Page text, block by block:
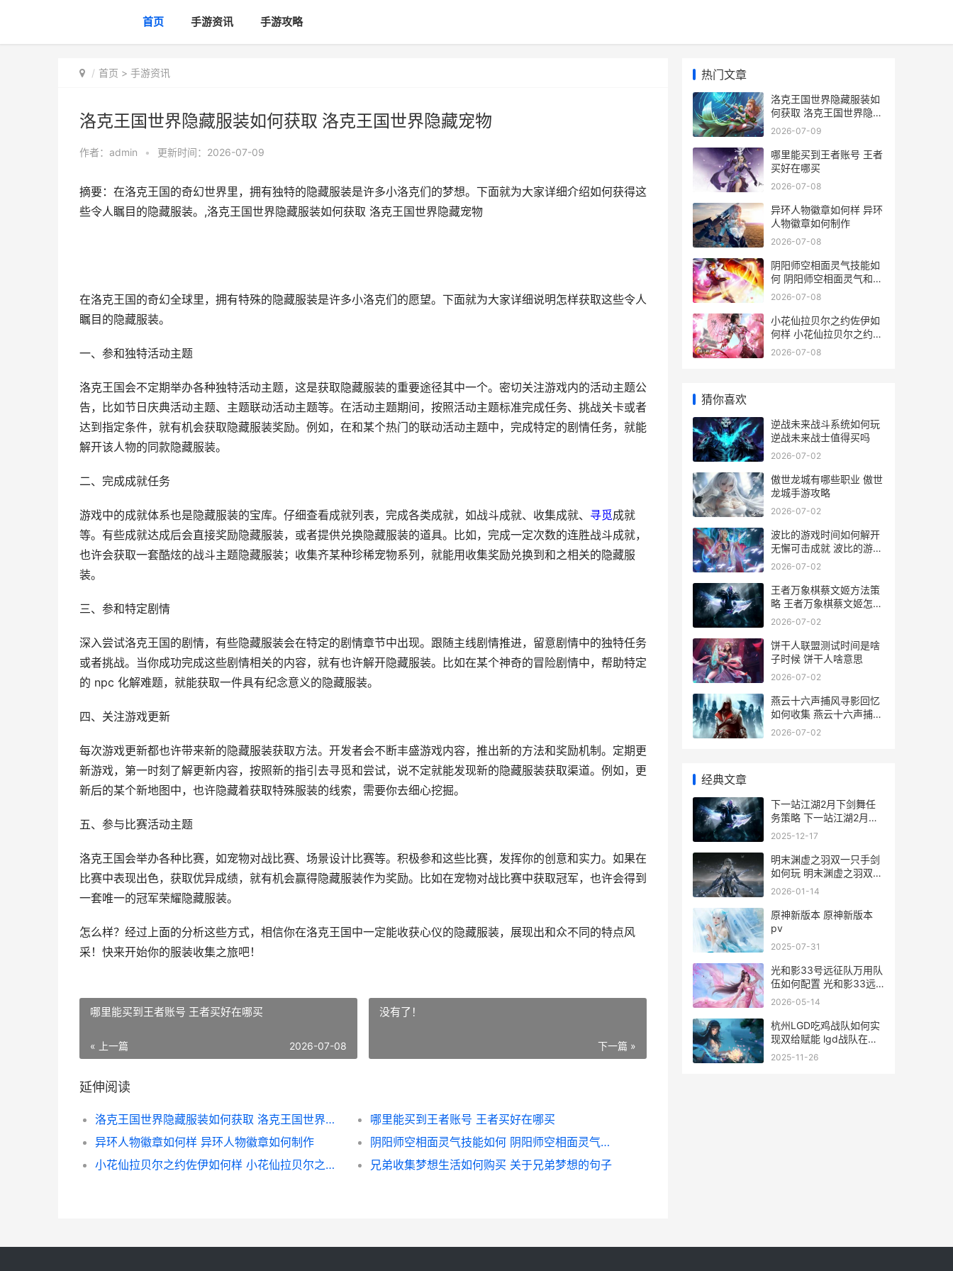
首页 手游资讯 手游攻略
首页 > 手游资讯
洛克王国世界隐藏服装如何获取 洛克王国世界隐藏宠物
作者： admin • 更新时间：2026-07-09
摘要：在洛克王国的奇幻世界里，拥有独特的隐藏服装是许多小洛克们的梦想。下面就为大家详细介绍如何获得这
些令人瞩目的隐藏服装。,洛克王国世界隐藏服装如何获取 洛克王国世界隐藏宠物
在洛克王国的奇幻全球里，拥有特殊的隐藏服装是许多小洛克们的愿望。下面就为大家详细说明怎样获取这些令人
瞩目的隐藏服装。
一、参和独特活动主题
洛克王国会不定期举办各种独特活动主题，这是获取隐藏服装的重要途径其中一个。密切关注游戏内的活动主题公
告，比如节日庆典活动主题、主题联动活动主题等。在活动主题期间，按照活动主题标准完成任务、挑战关卡或者
达到指定条件，就有机会获取隐藏服装奖励。例如，在和某个热门的联动活动主题中，完成特定的剧情任务，就能
解开该人物的同款隐藏服装。
二、完成成就任务
游戏中的成就体系也是隐藏服装的宝库。仔细查看成就列表，完成各类成就，如战斗成就、收集成就、 寻觅成就
等。有些成就达成后会直接奖励隐藏服装，或者提供兑换隐藏服装的道具。比如，完成一定次数的连胜战斗成就，
也许会获取一套酷炫的战斗主题隐藏服装；收集齐某种珍稀宠物系列，就能用收集奖励兑换到和之相关的隐藏服
装。
三、参和特定剧情
深入尝试洛克王国的剧情，有些隐藏服装会在特定的剧情章节中出现。跟随主线剧情推进，留意剧情中的独特任务
或者挑战。当你成功完成这些剧情相关的内容，就有也许解开隐藏服装。比如在某个神奇的冒险剧情中，帮助特定
的 npc 化解难题，就能获取一件具有纪念意义的隐藏服装。
四、关注游戏更新
每次游戏更新都也许带来新的隐藏服装获取方法。开发者会不断丰盛游戏内容，推出新的方法和奖励机制。定期更
新游戏，第一时刻了解更新内容，按照新的指引去寻觅和尝试，说不定就能发现新的隐藏服装获取渠道。例如，更
新后的某个新地图中，也许隐藏着获取特殊服装的线索，需要你去细心挖掘。
五、参与比赛活动主题
洛克王国会举办各种比赛，如宠物对战比赛、场景设计比赛等。积极参和这些比赛，发挥你的创意和实力。如果在
比赛中表现出色，获取优异成绩，就有机会赢得隐藏服装作为奖励。比如在宠物对战比赛中获取冠军，也许会得到
一套唯一的冠军荣耀隐藏服装。
怎么样？经过上面的分析这些方式，相信你在洛克王国中一定能收获心仪的隐藏服装，展现出和众不同的特点风
采！快来开始你的服装收集之旅吧！
哪里能买到王者账号 王者买好在哪买
« 上一篇 2026-07-08
没有了！
下一篇 »
延伸阅读
洛克王国世界隐藏服装如何获取 洛克王国世界隐藏宠物
哪里能买到王者账号 王者买好在哪买
异环人物徽章如何样 异环人物徽章如何制作
阴阳师空相面灵气技能如何 阴阳师空相面灵气和面灵气哪个好
小花仙拉贝尔之约佐伊如何样 小花仙拉贝尔之约最新版
兄弟收集梦想生活如何购买 关于兄弟梦想的句子
热门文章
洛克王国世界隐藏服装如
何获取 洛克王国世界隐藏
宠物
2026-07-09
哪里能买到王者账号 王者
买好在哪买
2026-07-08
异环人物徽章如何样 异环
人物徽章如何制作
2026-07-08
阴阳师空相面灵气技能如
何 阴阳师空相面灵气和面
灵气哪个好
2026-07-08
小花仙拉贝尔之约佐伊如
何样 小花仙拉贝尔之约最
新版
2026-07-08
猜你喜欢
逆战未来战斗系统如何玩
逆战未来战士值得买吗
2026-07-02
傲世龙城有哪些职业 傲世
龙城手游攻略
2026-07-02
波比的游戏时间如何解开
无懈可击成就 波比的游戏
时间第五章0.6.0
2026-07-02
王者万象棋蔡文姬方法策
略 王者万象棋蔡文姬怎么
玩
2026-07-02
饼干人联盟测试时间是啥
子时候 饼干人啥意思
2026-07-02
燕云十六声捕风寻影回忆
如何收集 燕云十六声捕风
寻影怎么玩
2026-07-02
经典文章
下一站江湖2月下剑舞任
务策略 下一站江湖2月下
飞针技能
2025-12-17
明末渊虚之羽双一只手剑
如何玩 明末渊虚之羽双刀
先神之言
2026-01-14
原神新版本 原神新版本
pv
2025-07-31
光和影33号远征队万用队
伍如何配置 光和影33远
征队 会逃跑的球 都在哪
2026-05-14
杭州LGD吃鸡战队如何实
现双给赋能 lgd战队在杭
州哪里
2025-11-26